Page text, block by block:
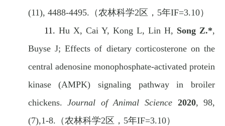
(11), 4488-4495. （农林科学2 区， 5年IF=3.10）
11. Hu X, Cai Y, Kong L, Lin H, Song Z.*,
Buyse J; Effects of dietary corticosterone on the
central adenosine monophosphate-activated protein
kinase (AMPK) signaling pathway in broiler
chickens.Journal of Animal Science 2020, 98,
(7),1-8. （农林科学2 区， 5年IF=3.10）